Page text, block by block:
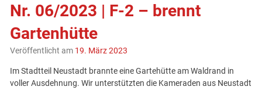
Hainstadt
Nr. 06/2023 | F-2 – brennt
Gartenhütte
Veröffentlicht am 19. März 2023
Im Stadtteil Neustadt brannte eine Gartehütte am Waldrand in
voller Ausdehnung. Wir unterstützten die Kameraden aus Neustadt